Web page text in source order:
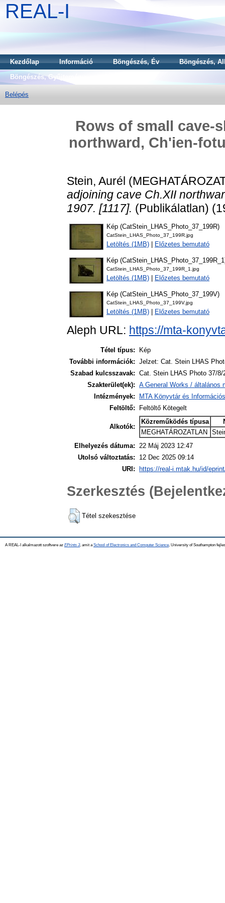
REAL-I
Kezdőlap Információ Böngészés, Év
Böngészés,
Böngészés, Gyűjtemény
Belépés
Rows of small cave-
northward, Ch'ien-
Stein, Aurél
adjoining cave Ch.XII
1907. [1117]. (Publikálatlan)
Kép (CatStein_LHAS_Photo_37_199R)
CatStein_LHAS_Photo_37_199R.jpg
Letöltés (1MB) Előzetes bemutató
Kép
CatStein_LHAS_Photo_37_199R_1.jpg
Letöltés (1MB) Előzetes bemutató
Kép (CatStein_LHAS_Photo_37_199V)
CatStein_LHAS_Photo_37_199V.jpg
Letöltés (1MB) Előzetes bemutató
Aleph URL: https://mta-
Tétel típus:
Kép
További információk: Jelzet: Cat. Stein LHAS
Szabad kulcsszavak: Cat. Stein LHAS Photo 37/8/
Szakterület(ek): A General Works / általános
Intézmények:
MTA Könyvtár és
Feltöltő:
Feltöltő Kötegelt
Alkotók:
Közreműködés típusa
MEGHATÁROZATLAN
Elhelyezés dátuma: 22 Máj 2023 12:47
Utolsó változtatás:
12 Dec 2025 09:14
URI:
https://real-i.mtak.hu/id/
Szerkesztés
Tétel szekesztése
A REAL-I alkalmazott szoftvere az EPrints 3, amit a School of Electronics and Computer Science , University of Southampton